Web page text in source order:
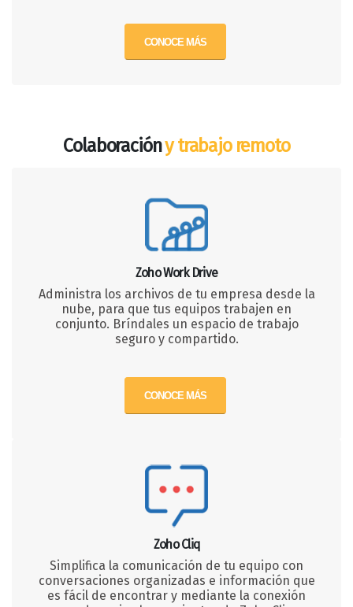
CONOCE MÁS
Colaboracióny trabajo remoto
Zoho Work Drive
Administra los archivos de tu empresa desde la
nube, para que tus equipos trabajen en
conjunto. Bríndales un espacio de trabajo
seguro y compartido.
CONOCE MÁS
Zoho Cliq
Simplifica la comunicación de tu equipo con
conversaciones organizadas e información que
es fácil de encontrar y mediante la conexión